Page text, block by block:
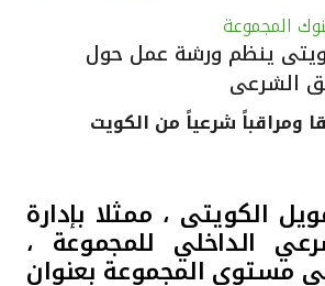
المجموعة
ينظم ورشة عمل حول
الشرعى
26 مدققا ومراقباً شرعياً من الكويت
الكويتى ، ممثلا بإدارة
الداخلي للمجموعة ،
مستوى المجموعة بعنوان